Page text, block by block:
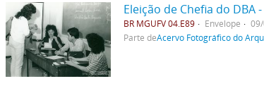
Eleição de Chefia do DBA -
BR MGUFV 04.E89 Envelope
Parte deAcervo Fotográfico do